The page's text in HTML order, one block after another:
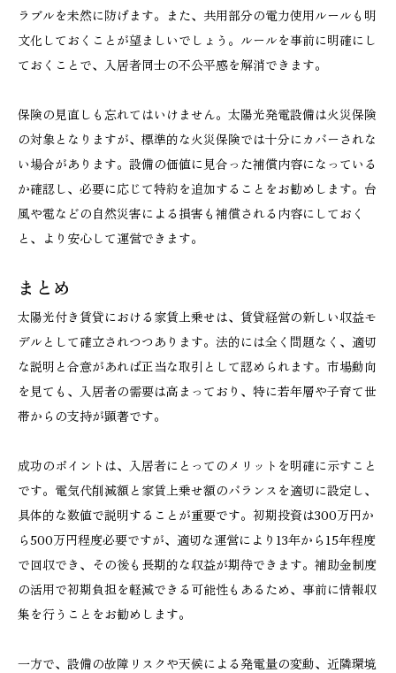
ラブルを未然に防げます。また、共用部分の電力使用ルールも明
文化しておくことが望ましいでしょう。ルールを事前に明確にし
ておくことで、入居者同士の不公平感を解消できます。
保険の見直しも忘れてはいけません。太陽光発電設備は火災保険
の対象となりますが、標準的な火災保険では十分にカバーされな
い場合があります。設備の価値に見合った補償内容になっている
か確認し、必要に応じて特約を追加することをお勧めします。台
風や雹などの自然災害による損害も補償される内容にしておく
と、より安心して運営できます。
まとめ
太陽光付き賃貸における家賃上乗せは、賃貸経営の新しい収益モ
デルとして確立されつつあります。法的には全く問題なく、適切
な説明と合意があれば正当な取引として認められます。市場動向
を見ても、入居者の需要は高まっており、特に若年層や子育て世
帯からの支持が顕著です。
成功のポイントは、入居者にとってのメリットを明確に示すこと
です。電気代削減額と家賃上乗せ額のバランスを適切に設定し、
具体的な数値で説明することが重要です。初期投資は300万円か
ら500万円程度必要ですが、適切な運営により13年から15年程度
で回収でき、その後も長期的な収益が期待できます。補助金制度
の活用で初期負担を軽減できる可能性もあるため、事前に情報収
集を行うことをお勧めします。
一方で、設備の故障リスクや天候による発電量の変動、近隣環境